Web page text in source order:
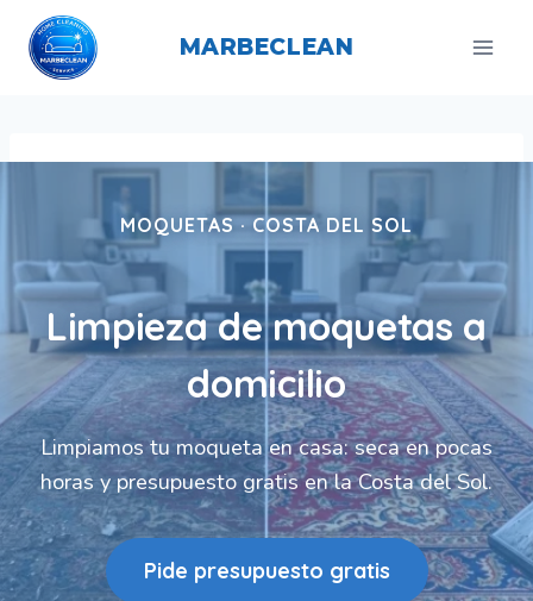
Saltar
contenido
MARBECLEAN
MOQUETAS · COSTA DEL SOL
Limpieza de moquetas a
domicilio
Limpiamos tu moqueta en casa: seca en pocas
horas y presupuesto gratis en la Costa del Sol.
Pide presupuesto gratis